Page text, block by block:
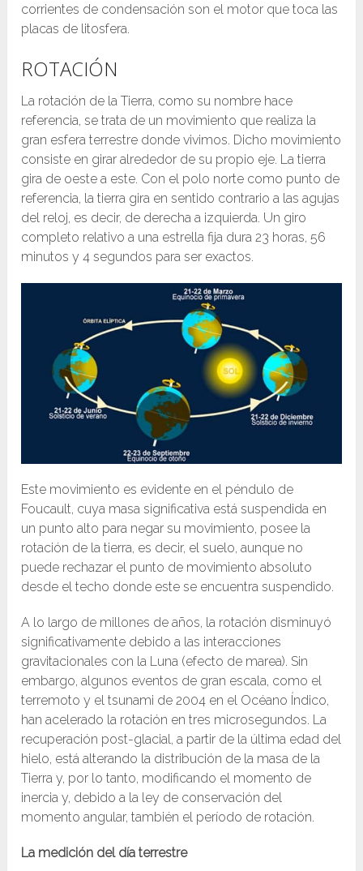
corrientes de condensación son el motor que toca las
placas de litosfera.
ROTACIÓN
La rotación de la Tierra, como su nombre hace
referencia, se trata de un movimiento que realiza la
gran esfera terrestre donde vivimos. Dicho movimiento
consiste en girar alrededor de su propio eje. La tierra
gira de oeste a este. Con el polo norte como punto de
referencia, la tierra gira en sentido contrario a las agujas
del reloj, es decir, de derecha a izquierda. Un giro
completo relativo a una estrella fija dura 23 horas, 56
minutos y 4 segundos para ser exactos.
Este movimiento es evidente en el péndulo de
Foucault, cuya masa significativa está suspendida en
un punto alto para negar su movimiento, posee la
rotación de la tierra, es decir, el suelo, aunque no
puede rechazar el punto de movimiento absoluto
desde el techo donde este se encuentra suspendido.
A lo largo de millones de años, la rotación disminuyó
significativamente debido a las interacciones
gravitacionales con la Luna (efecto de marea). Sin
embargo, algunos eventos de gran escala, como el
terremoto y el tsunami de 2004 en el Océano Índico,
han acelerado la rotación en tres microsegundos. La
recuperación post-glacial, a partir de la última edad del
hielo, está alterando la distribución de la masa de la
Tierra y, por lo tanto, modificando el momento de
inercia y, debido a la ley de conservación del
momento angular, también el período de rotación.
La medición del día terrestre